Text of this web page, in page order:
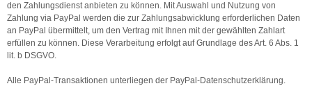
den Zahlungsdienst anbieten zu können. Mit Auswahl und Nutzung von
Zahlung via PayPal werden die zur Zahlungsabwicklung erforderlichen Daten
an PayPal übermittelt, um den Vertrag mit Ihnen mit der gewählten Zahlart
erfüllen zu können. Diese Verarbeitung erfolgt auf Grundlage des Art. 6 Abs. 1
lit. b DSGVO.
Alle PayPal-Transaktionen unterliegen der PayPal-Datenschutzerklärung.